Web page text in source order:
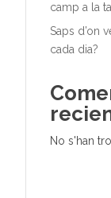
camp a la
Saps d’on
cada dia?
No s'han